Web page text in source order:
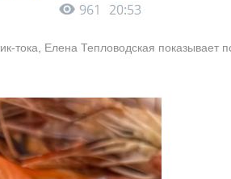
Елена Тепловодская показывает